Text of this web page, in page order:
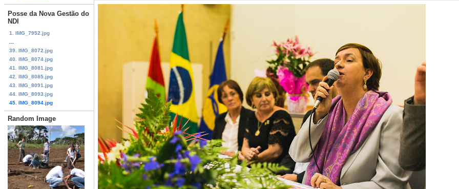
Posse da Nova Gestão do
NDI
1. IMG_7952.jpg
39. IMG_8072.jpg
40. IMG_8074.jpg
41. IMG_8081.jpg
42. IMG_8085.jpg
43. IMG_8091.jpg
44. IMG_8093.jpg
45. IMG_8094.jpg
Random Image